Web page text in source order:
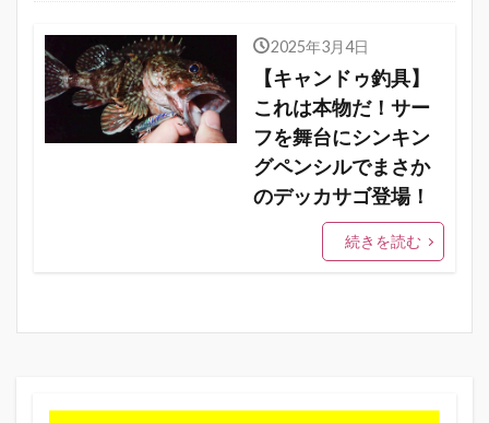
2025年3月4日
【キャンドゥ釣具】
これは本物だ！サー
フを舞台にシンキン
グペンシルでまさか
のデッカサゴ登場！
続きを読む